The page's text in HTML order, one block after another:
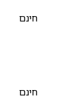
חינם
חינם